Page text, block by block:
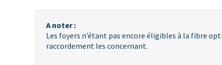
A noter :
Les foyers n’étant pas encore éligibles à la fibre
raccordement les concernant.